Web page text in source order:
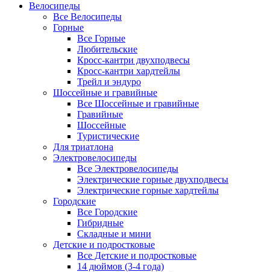
Велосипеды
Все Велосипеды
Горные
Все Горные
Любительские
Кросс-кантри двухподвесы
Кросс-кантри хардтейлы
Трейл и эндуро
Шоссейные и гравийные
Все Шоссейные и гравийные
Гравийные
Шоссейные
Туристические
Для триатлона
Электровелосипеды
Все Электровелосипеды
Электрические горные двухподвесы
Электрические горные хардтейлы
Городские
Все Городские
Гибридные
Складные и мини
Детские и подростковые
Все Детские и подростковые
14 дюймов (3-4 года)